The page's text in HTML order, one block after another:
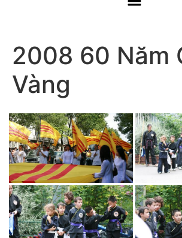
2008 60 Năm
Vàng